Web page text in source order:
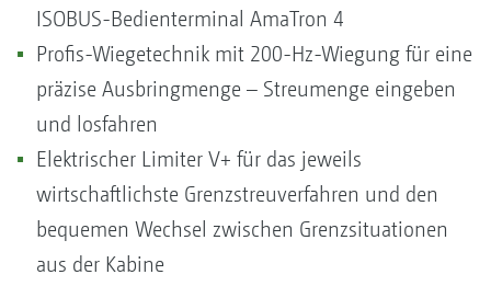
ISOBUS-Bedienterminal AmaTron 4
Profis-Wiegetechnik mit 200-Hz-Wiegung für eine
präzise Ausbringmenge – Streumenge eingeben
und losfahren
Elektrischer Limiter V+ für das jeweils
wirtschaftlichste Grenzstreuverfahren und den
bequemen Wechsel zwischen Grenzsituationen
aus der Kabine